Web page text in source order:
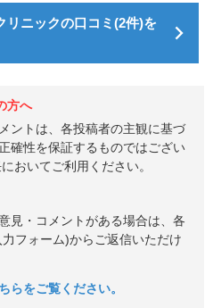
リニックの口コミ(2件)を
方へ
ントは、各投稿者の主観に基づ
確性を保証するものではござい
おいてご利用ください。
見・コメントがある場合は、各
フォーム)からご返信いただけ
をご覧ください。